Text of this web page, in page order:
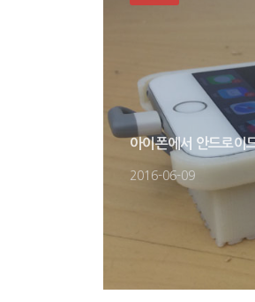
아이폰에서 안드로이
2016-06-09